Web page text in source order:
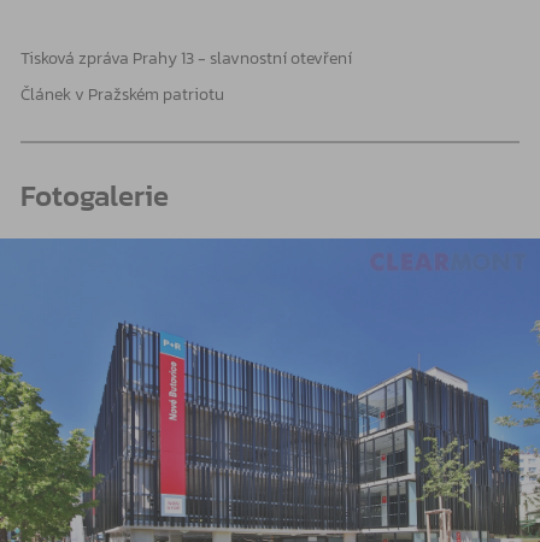
Tisková zpráva Prahy 13 - slavnostní otevření
Článek v Pražském patriotu
Fotogalerie